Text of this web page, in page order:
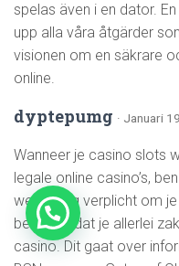
spelas även i en dator.
upp alla våra åtgärder
visionen om en säkrare
online.
dyptepumg · Januari
Wanneer je casino slots
legale online casino’s,
wetgeving verplicht om
betekent dat je allerlei
casino. Dit gaat over
1